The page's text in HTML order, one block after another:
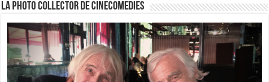
La Photo collector de CineComedies